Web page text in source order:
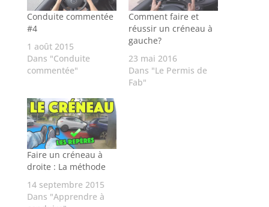
Conduite commentée
#4
1 août 2015
Dans "Conduite
commentée"
Comment faire et
réussir un créneau à
gauche?
23 mai 2016
Dans "Le Permis de
Fab"
Faire un créneau à
droite : La méthode
14 septembre 2015
Dans "Apprendre à